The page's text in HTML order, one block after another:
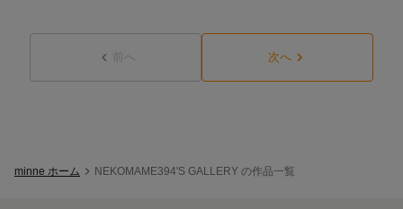
前へ 次へ
minne ホーム NEKOMAME394'S GALLERY の作品一覧